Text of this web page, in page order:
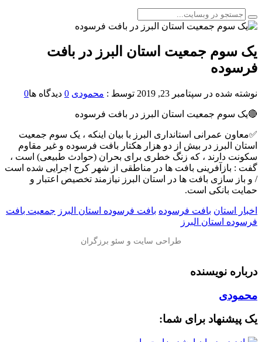
یک سوم جمعیت استان البرز در بافت
فرسوده
نوشته شده در سپتامبر 23, 2019 توسط : محمودی 0 دیدگاه ها0
🔴یک سوم جمعیت استان البرز در بافت فرسوده
✅معاون عمرانی استانداری البرز با بیان اینکه ، یک سوم جمعیت
استان البرز در بیش از دو هزار هکتار بافت فرسوده و غیر مقاوم
سکونت دارند ، که زنگ خطری برای بحران (حوادث طبیعی) است ،
گفت : بازآفرینی بافت ها در مناطقی از شهر کرج اجرایی شده است
/ و باز سازی بافت ‌ها در استان البرز نیازمند تخصیص اعتبار و
حمایت بانکی است.
اخبار استان بافت فرسوده بافت فرسوده استان البرز جمعیت بافت
فرسوده استان البرز
درباره نویسنده
محمودی
یک پیشنهاد برای شما: